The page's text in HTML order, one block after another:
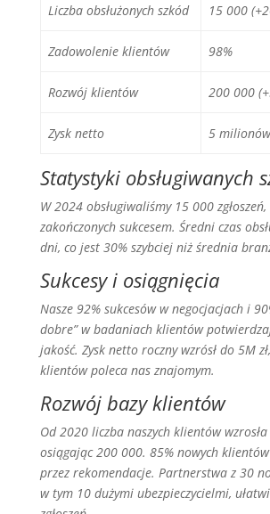
Liczba obsłużonych szkód 15 000
Zadowolenie klientów 98%
Rozwój klientów 200 000
Zysk netto 5
Statystyki obsługiwanych
W 2024 obsługiwaliśmy 15 000 zgłoszeń,
zakończonych sukcesem. Średni czas
dni, co jest 30% szybciej niż średnia
Sukcesy i osiągnięcia
Nasze 92% sukcesów w negocjacjach i
dobre” w badaniach klientów
jakość. Zysk netto roczny wzrósł do 5M
klientów poleca nas znajomym.
Rozwój bazy klientów
Od 2020 liczba naszych klientów wzrosła
osiągając 200 000. 85% nowych
przez rekomendacje. Partnerstwa z 30
w tym 10 dużymi ubezpieczycielmi,